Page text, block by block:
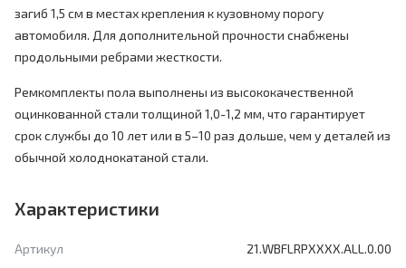
загиб 1,5 см в местах крепления к кузовному порогу
автомобиля. Для дополнительной прочности снабжены
продольными ребрами жесткости.
Ремкомплекты пола выполнены из высококачественной
оцинкованной стали толщиной 1,0-1,2 мм, что гарантирует
срок службы до 10 лет или в 5–10 раз дольше, чем у деталей из
обычной холоднокатаной стали.
Характеристики
Артикул
21.WBFLRPXXXX.ALL.0.00